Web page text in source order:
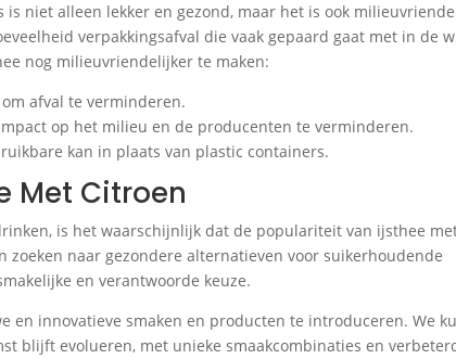
niet alleen lekker en gezond, maar het is ook
verpakkingsafval die vaak gepaard gaat met in de
nog milieuvriendelijker te maken:
afval te verminderen.
op het milieu en de producenten te verminderen.
kan in plaats van plastic containers.
Met Citroen
is het waarschijnlijk dat de populariteit van ijsthee
naar gezondere alternatieven voor suikerhoudende
en verantwoorde keuze.
en innovatieve smaken en producten te introduceren. We
blijft evolueren, met unieke smaakcombinaties en